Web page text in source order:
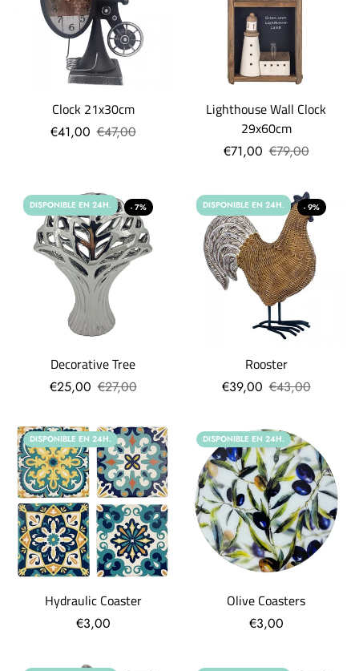
Clock 21x30cm
€41,00 €47,00
Lighthouse Wall Clock
29x60cm
€71,00 €79,00
DISPONIBLE EN 24H. - 7%
Decorative Tree
€25,00 €27,00
DISPONIBLE EN 24H. - 9%
Rooster
€39,00 €43,00
DISPONIBLE EN 24H.
Hydraulic Coaster
€3,00
DISPONIBLE EN 24H.
Olive Coasters
€3,00